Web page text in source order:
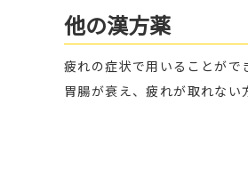
他の漢方薬
疲れの症状で用いることがで
胃腸が衰え、疲れが取れな